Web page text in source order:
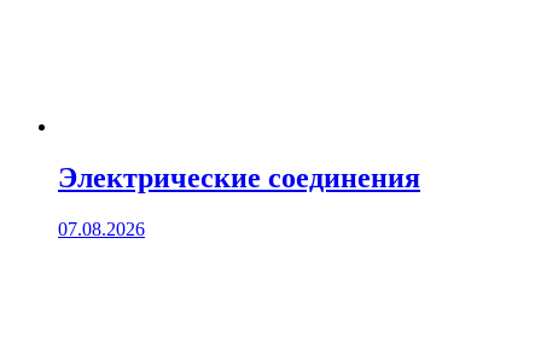
Электрические соединения
07.08.2026